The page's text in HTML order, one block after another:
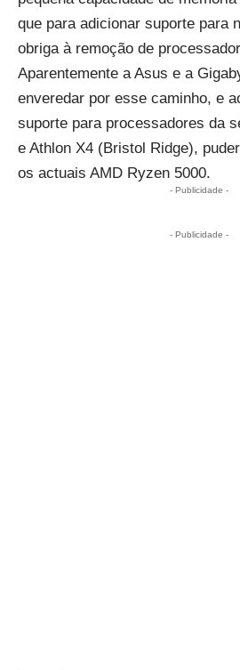
que para adicionar suporte para
obriga à remoção de
Aparentemente a Asus e a
enveredar por esse caminho, e
suporte para processadores da
e Athlon X4 (Bristol Ridge),
os actuais AMD Ryzen 5000.
- Publicidade -
- Publicidade -